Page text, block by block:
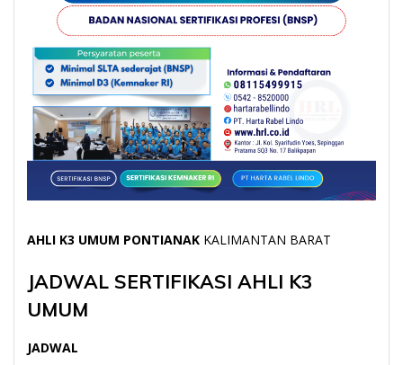
AHLI K3 UMUM PONTIANAK KALIMANTAN BARAT
JADWAL SERTIFIKASI AHLI K3
UMUM
JADWAL